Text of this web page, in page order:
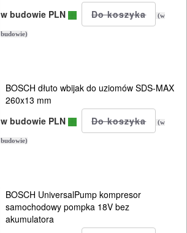
w budowie PLN
(w
budowie)
BOSCH dłuto wbijak do uziomów SDS-MAX
260x13 mm
w budowie PLN
(w
budowie)
BOSCH UniversalPump kompresor
samochodowy pompka 18V bez
akumulatora